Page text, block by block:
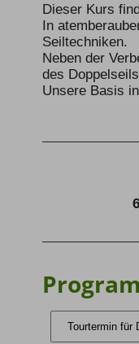
Dieser Kurs
In
Seiltechniken.
Neben der
des
Unsere Basis